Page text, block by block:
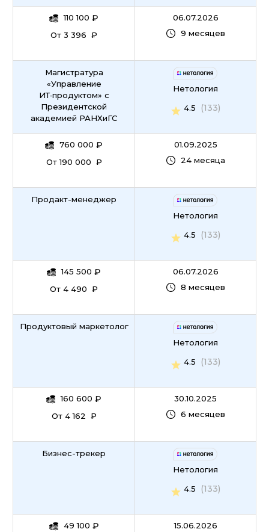
110 100 ₽
От 3 396 ₽
06.07.2026
9 месяцев
Магистратура
«Управление
ИТ‑продуктом» c
Президентской
академией РАНХиГС
760 000 ₽
От 190 000 ₽
Нетология
4.5
(133)
01.09.2025
24 месяца
Продакт-менеджер
145 500 ₽
От 4 490 ₽
Нетология
4.5
(133)
06.07.2026
8 месяцев
Продуктовый маркетолог
160 600 ₽
От 4 162 ₽
Нетология
4.5
(133)
30.10.2025
6 месяцев
Бизнес-трекер
49 100 ₽
Нетология
4.5
(133)
15.06.2026